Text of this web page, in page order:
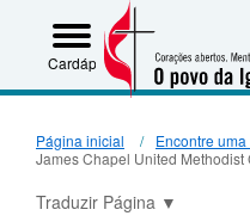
Cardápio
Página inicial
Encontre uma
James Chapel United Methodist
Traduzir Página ▼